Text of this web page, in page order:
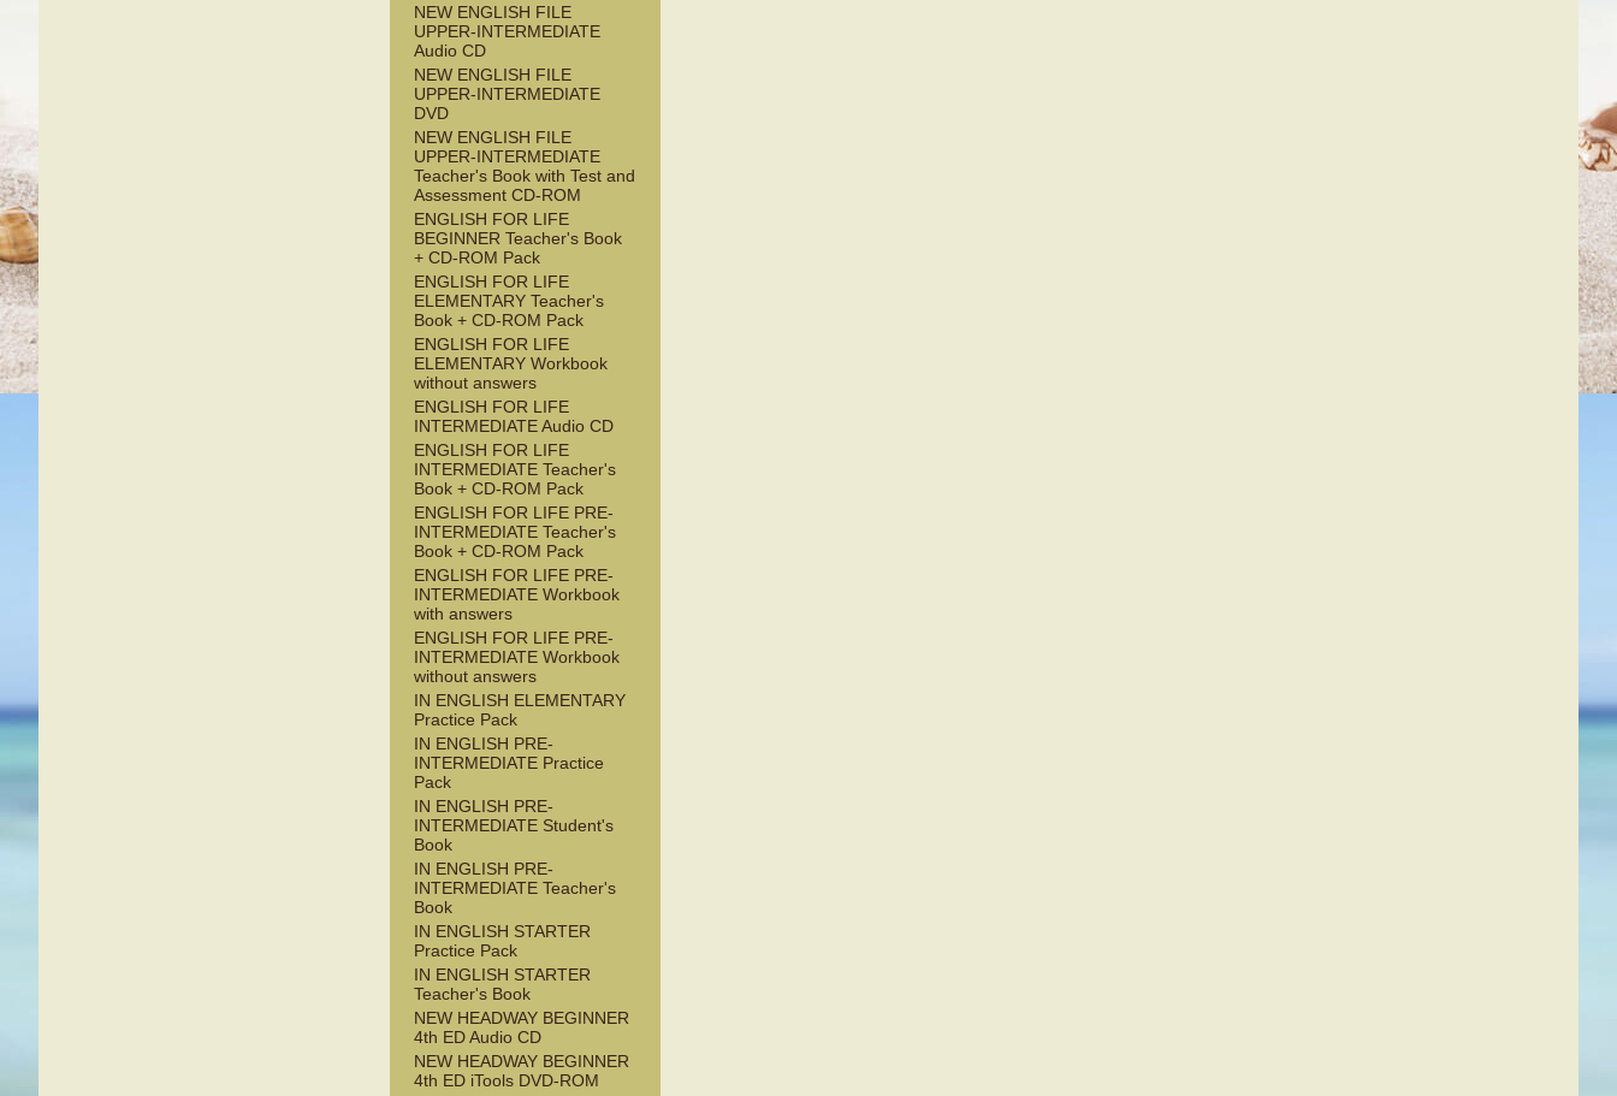
NEW ENGLISH FILE
UPPER-INTERMEDIATE
Audio CD
NEW ENGLISH FILE
UPPER-INTERMEDIATE
DVD
NEW ENGLISH FILE
UPPER-INTERMEDIATE
Teacher's Book with Test and
Assessment CD-ROM
ENGLISH FOR LIFE
BEGINNER Teacher's Book
+ CD-ROM Pack
ENGLISH FOR LIFE
ELEMENTARY Teacher's
Book + CD-ROM Pack
ENGLISH FOR LIFE
ELEMENTARY Workbook
without answers
ENGLISH FOR LIFE
INTERMEDIATE Audio CD
ENGLISH FOR LIFE
INTERMEDIATE Teacher's
Book + CD-ROM Pack
ENGLISH FOR LIFE PRE-
INTERMEDIATE Teacher's
Book + CD-ROM Pack
ENGLISH FOR LIFE PRE-
INTERMEDIATE Workbook
with answers
ENGLISH FOR LIFE PRE-
INTERMEDIATE Workbook
without answers
IN ENGLISH ELEMENTARY
Practice Pack
IN ENGLISH PRE-
INTERMEDIATE Practice
Pack
IN ENGLISH PRE-
INTERMEDIATE Student's
Book
IN ENGLISH PRE-
INTERMEDIATE Teacher's
Book
IN ENGLISH STARTER
Practice Pack
IN ENGLISH STARTER
Teacher's Book
NEW HEADWAY BEGINNER
4th ED Audio CD
NEW HEADWAY BEGINNER
4th ED iTools DVD-ROM